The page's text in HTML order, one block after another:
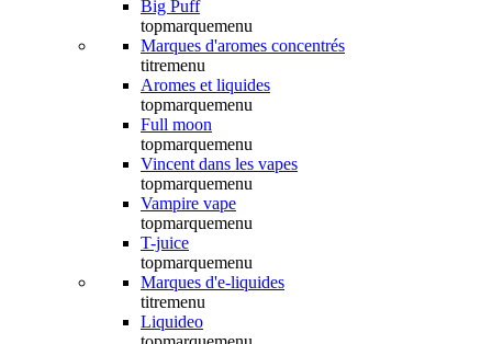
Big Puff
topmarquemenu
Marques d'aromes concentrés
titremenu
Aromes et liquides
topmarquemenu
Full moon
topmarquemenu
Vincent dans les vapes
topmarquemenu
Vampire vape
topmarquemenu
T-juice
topmarquemenu
Marques d'e-liquides
titremenu
Liquideo